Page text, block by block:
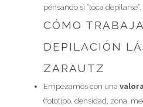
pensando si “toca depilarse”.
CÓMO
DEPILACIÓN
ZARAUTZ
Empezamos con una
(fototipo, densidad, zona,